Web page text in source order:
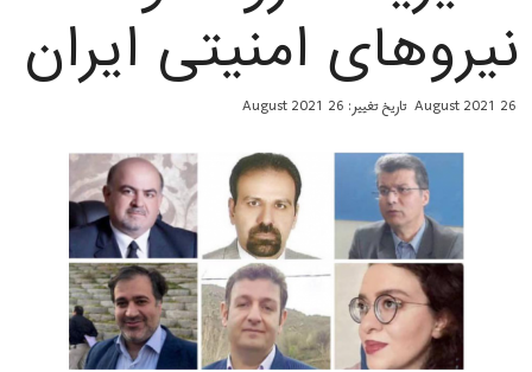
نیروهای امنیتی ایران
26 August 2021 تاریخ تغییر: 26 August 2021